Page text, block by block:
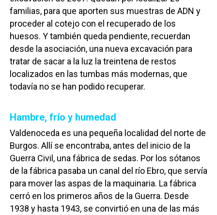
familias, para que aporten sus muestras de ADN y
proceder al cotejo con el recuperado de los
huesos. Y también queda pendiente, recuerdan
desde la asociación, una nueva excavación para
tratar de sacar a la luz la treintena de restos
localizados en las tumbas más modernas, que
todavía no se han podido recuperar.
Hambre, frío y humedad
Valdenoceda es una pequeña localidad del norte de
Burgos. Allí se encontraba, antes del inicio de la
Guerra Civil, una fábrica de sedas. Por los sótanos
de la fábrica pasaba un canal del río Ebro, que servía
para mover las aspas de la maquinaria. La fábrica
cerró en los primeros años de la Guerra. Desde
1938 y hasta 1943, se convirtió en una de las más